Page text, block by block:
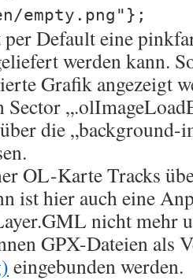
empty.png"};
Default eine
werden kann.
Grafik angezeigt
Sector
die „background-
OL-Karte Tracks
ist hier auch eine
nicht mehr
GPX-Dateien als
eingebunden werden.